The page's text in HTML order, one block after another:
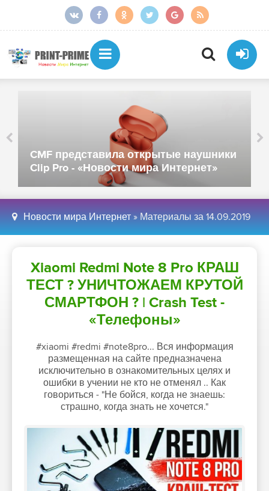
CMF представила открытые наушники
Clip Pro - «Новости мира Интернет»
Новости мира Интернет » Материалы за 14.09.2019
Xiaomi Redmi Note 8 Pro КРАШ
ТЕСТ ? УНИЧТОЖАЕМ КРУТОЙ
СМАРТФОН ? | Crash Test -
«Телефоны»
#xiaomi #redmi #note8pro... Вся информация
размещенная на сайте предназначена
исключительно в ознакомительных целях и
ошибки в учении не кто не отменял .. Как
говориться - "Не бойся, когда не знаешь:
страшно, когда знать не хочется."